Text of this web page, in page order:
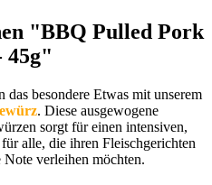
"BBQ Pulled Pork
45g"
besondere Etwas mit unserem
. Diese ausgewogene
sorgt für einen intensiven,
alle, die ihren Fleischgerichten
verleihen möchten.